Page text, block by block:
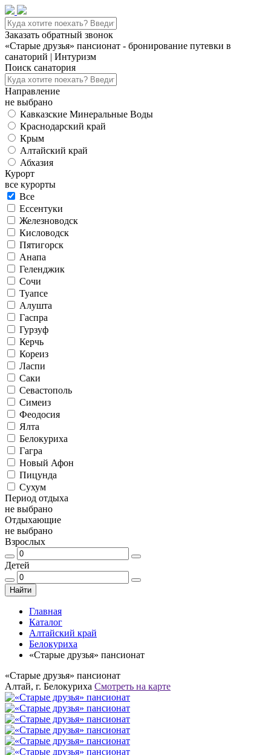
Заказать обратный звонок
«Старые друзья» пансионат - бронирование путевки в
санаторий | Интуризм
Поиск санатория
Направление
не выбрано
Кавказские Минеральные Воды
Краснодарский край
Крым
Алтайский край
Абхазия
Курорт
все курорты
Все
Ессентуки
Железноводск
Кисловодск
Пятигорск
Анапа
Геленджик
Сочи
Туапсе
Алушта
Гаспра
Гурзуф
Керчь
Кореиз
Ласпи
Саки
Севастополь
Симеиз
Феодосия
Ялта
Белокуриха
Гагра
Новый Афон
Пицунда
Сухум
Период отдыха
не выбрано
Отдыхающие
не выбрано
Взрослых
Детей
Найти
Главная
Каталог
Алтайский край
Белокуриха
«Старые друзья» пансионат
«Старые друзья» пансионат
Алтай, г. Белокуриха Смотреть на карте